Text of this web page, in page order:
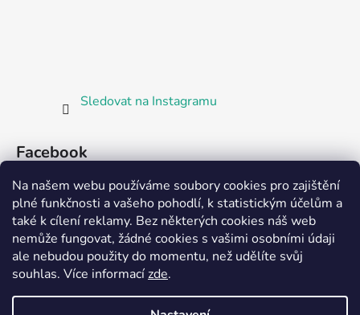
Na našem webu používáme soubory cookies pro zajištění
plné funkčnosti a vašeho pohodlí, k statistickým účelům a
také k cílení reklamy. Bez některých cookies náš web
nemůže fungovat, žádné cookies s vašimi osobními údaji
ale nebudou použity do momentu, než udělíte svůj
souhlas. Více informacízde.
Sledovat na Instagramu
Facebook
Partnerská prodejna Barefoot Plzeň